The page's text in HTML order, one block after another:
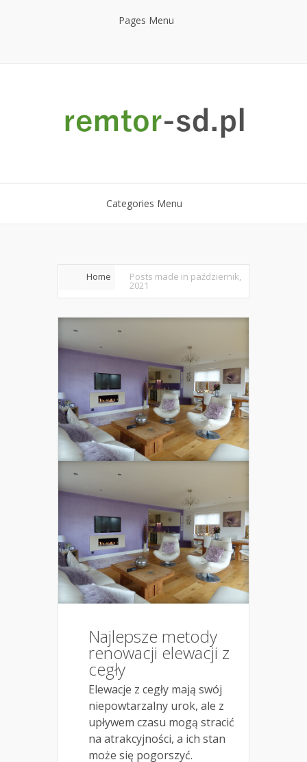
Pages Menu
Categories Menu
Home Posts made in październik,
2021
Najlepsze metody
renowacji elewacji z
cegły
Elewacje z cegły mają swój
niepowtarzalny urok, ale z
upływem czasu mogą stracić
na atrakcyjności, a ich stan
może się pogorszyć.